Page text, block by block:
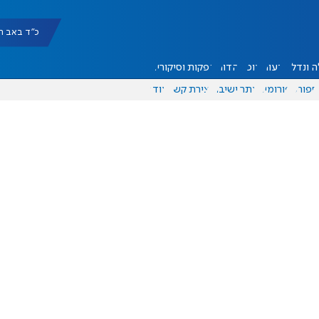
כ"ד באב תשפ"ו
ונדל"ן דעות אוכל יהדות הפקות וסיקורים
ספורט פורומים אתר ישיבה יצירת קשר עוד